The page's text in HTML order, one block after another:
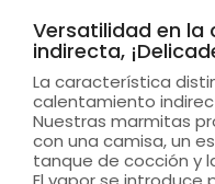
Versatilidad en la
indirecta,
La característica
calentamiento
Nuestras marmitas
con una camisa, un
tanque de cocción y